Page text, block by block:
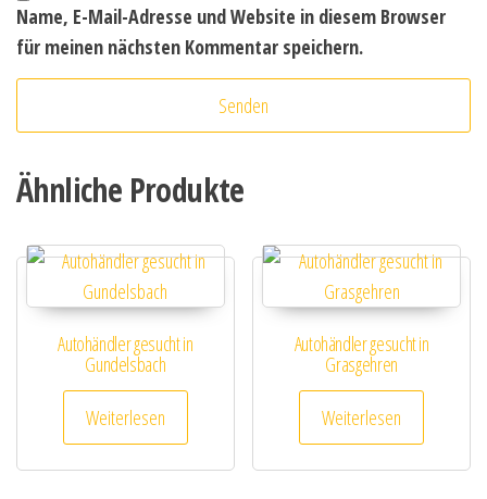
Name, E-Mail-Adresse und Website in diesem Browser
für meinen nächsten Kommentar speichern.
Ähnliche Produkte
Autohändler gesucht in
Gundelsbach
Weiterlesen
Autohändler gesucht in
Grasgehren
Weiterlesen